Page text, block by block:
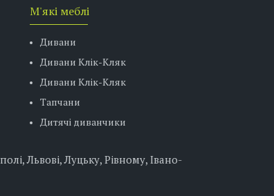
М'які меблі
Дивани
Дивани Клік-Кляк
Дивани Клік-Кляк
Тапчани
Дитячі диванчики
Львові, Луцьку, Рівному, Івано-